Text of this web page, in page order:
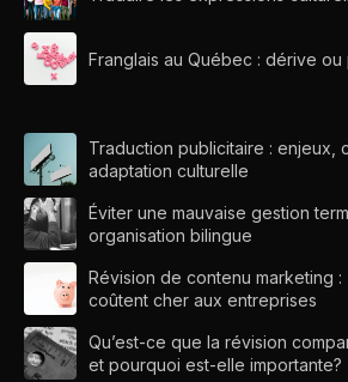
Franglais au Québec : dérive ou
Traduction publicitaire : enjeux,
adaptation culturelle
Éviter une mauvaise gestion
organisation bilingue
Révision de contenu marketing :
coûtent cher aux entreprises
Qu’est-ce que la révision
et pourquoi est-elle importante?